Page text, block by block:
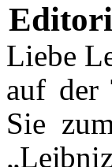
Liebe
auf der
Sie